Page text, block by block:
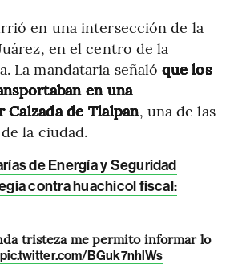
en una intersección de la
en el centro de la
La mandataria señalóque los
en una
de Tlalpan, una de las
la ciudad.
de Energía y Seguridad
contra huachicol fiscal:
tristeza me permito informar lo
pic.twitter.com/BGuk7nhlWs